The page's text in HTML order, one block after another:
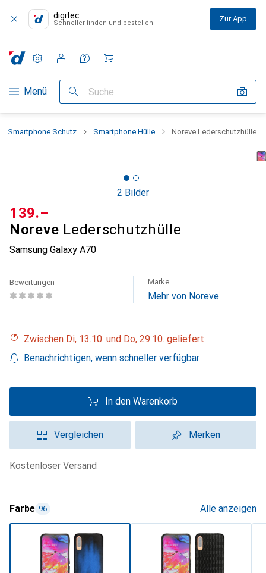
digitec
Schneller finden und bestellen Zur App
Navigation nach Kategorien
Menü Suche
Einstellungen
Kundenkonto
Vergleichslisten
Merklisten
Warenkorb
Smartphone Schutz Smartphone Hülle Noreve Lederschutzhülle
2 Bilder
Noreve Lederschutzhülle
Samsung Galaxy A70
CHF
139.–
Bewertungen Marke
Mehr von Noreve
Zwischen Di, 13.10. und Do, 29.10. geliefert
Benachrichtigen, wenn schneller verfügbar
In den Warenkorb
Vergleichen Merken
kostenloser Versand
Farbe 96 Alle anzeigen